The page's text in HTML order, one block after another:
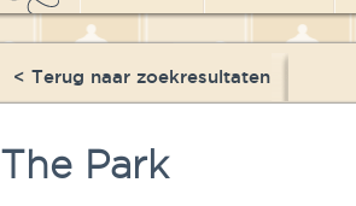
< Terug naar zoekresultaten
The Park